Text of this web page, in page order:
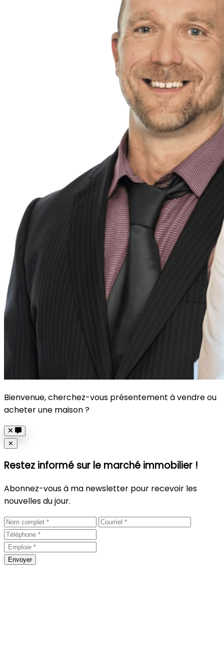
Bienvenue, cherchez-vous présentement à vendre ou
acheter une maison ?
Close
✕
Restez informé sur le marché immobilier !
Abonnez-vous à ma newsletter pour recevoir les
nouvelles du jour.
Envoyer